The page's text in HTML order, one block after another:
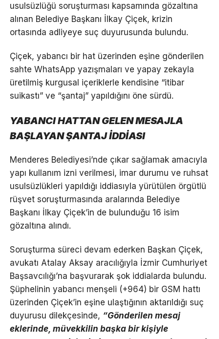
usulsüzlüğü soruşturması kapsamında gözaltına
alınan Belediye Başkanı İlkay Çiçek, krizin
ortasında adliyeye suç duyurusunda bulundu.
Çiçek, yabancı bir hat üzerinden eşine gönderilen
sahte WhatsApp yazışmaları ve yapay zekayla
üretilmiş kurgusal içeriklerle kendisine “itibar
suikastı” ve “şantaj” yapıldığını öne sürdü.
YABANCI HATTAN GELEN MESAJLA
BAŞLAYAN ŞANTAJ İDDİASI
Menderes Belediyesi’nde çıkar sağlamak amacıyla
yapı kullanım izni verilmesi, imar durumu ve ruhsat
usulsüzlükleri yapıldığı iddiasıyla yürütülen örgütlü
rüşvet soruşturmasında aralarında Belediye
Başkanı İlkay Çiçek’in de bulunduğu 16 isim
gözaltına alındı.
Soruşturma süreci devam ederken Başkan Çiçek,
avukatı Atalay Aksay aracılığıyla İzmir Cumhuriyet
Başsavcılığı’na başvurarak şok iddialarda bulundu.
Şüphelinin yabancı menşeli (+964) bir GSM hattı
üzerinden Çiçek’in eşine ulaştığının aktarıldığı suç
duyurusu dilekçesinde, “Gönderilen mesaj
eklerinde, müvekkilin başka bir kişiyle